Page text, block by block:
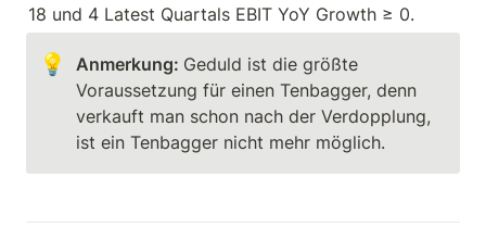
18 und 4 Latest Quartals EBIT YoY Growth ≥ 0.
💡 Anmerkung: Geduld ist die größte
Voraussetzung für einen Tenbagger, denn
verkauft man schon nach der Verdopplung,
ist ein Tenbagger nicht mehr möglich.